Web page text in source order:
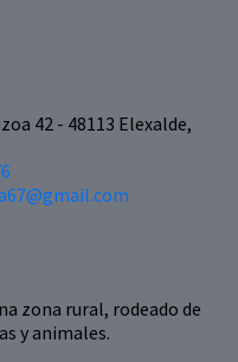
zona rural, rodeado de
y animales.
42 - 48113 Elexalde,